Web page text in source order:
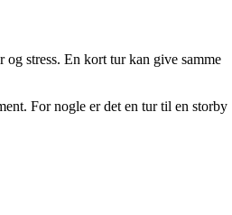
stress. En kort tur kan give samme
For nogle er det en tur til en storby